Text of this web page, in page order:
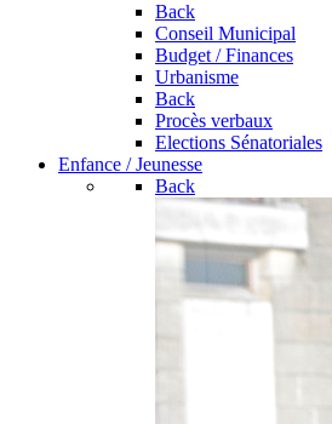
Back
Conseil Municipal
Budget / Finances
Urbanisme
Back
Procès verbaux
Elections Sénatoriales
Enfance / Jeunesse
Back